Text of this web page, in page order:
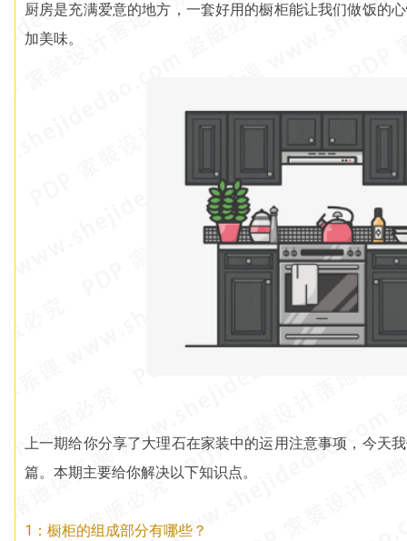
厨房是充满爱意的地方，一套好用的橱柜能让我们做饭的
加美味。
上一期给你分享了大理石在家装中的运用注意事项，今天
篇。本期主要给你解决以下知识点。
1：橱柜的组成部分有哪些？